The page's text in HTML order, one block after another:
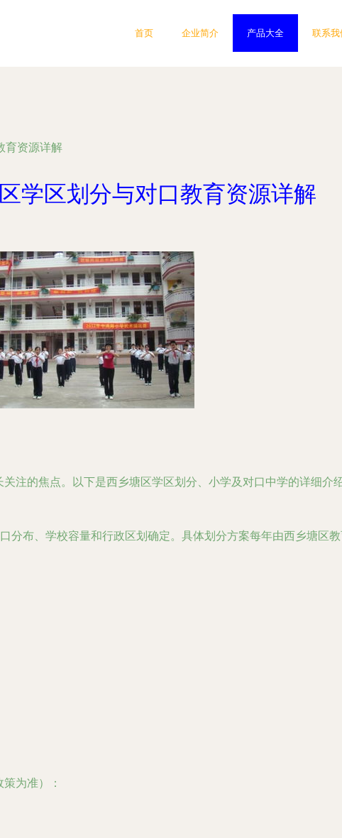
首页 企业简介 产品大全 联系我
育资源详解
学区划分与对口教育资源详解
注的焦点。以下是西乡塘区学区划分、小学及对口中学的详细介
分布、学校容量和行政区划确定。具体划分方案每年由西乡塘区
为准）：